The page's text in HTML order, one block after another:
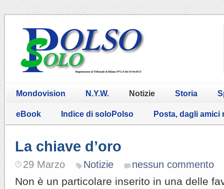
Mondovision N.Y.W. Notizie Storia
eBook Indice di soloPolso Posta, dagli amici
La chiave d’oro
29 Marzo Notizie nessun commento
Non è un particolare inserito in una delle